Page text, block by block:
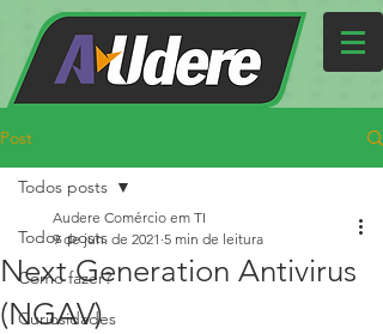
Post
Todos posts
Como fazer?
Curiosidades
Todos posts
Next Generation Antivirus
(NGAV)
Audere Comércio em TI
9 de jun. de 2021 5 min de leitura